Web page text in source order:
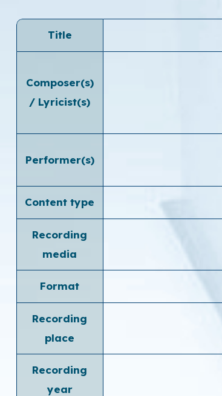
Title
Composer(s)
/ Lyricist(s)
Performer(s)
Content type
Recording
media
Format
Recording
place
Recording
year